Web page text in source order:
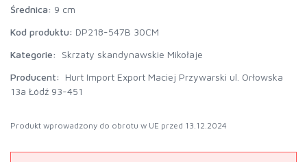
Średnica: 9 cm
Kod produktu: DP218-547B 30CM
Kategorie:
Skrzaty skandynawskie Mikołaje
Producent:
Hurt Import Export Maciej Przywarski ul. Orłowska
13a Łódź 93-451
Produkt wprowadzony do obrotu w UE przed 13.12.2024